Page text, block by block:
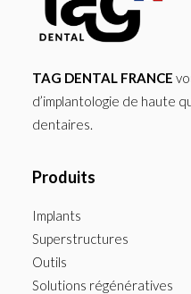
TAG DENTAL FRANCE
d’implantologie de haute
dentaires.
Produits
Implants
Superstructures
Outils
Solutions régénératives